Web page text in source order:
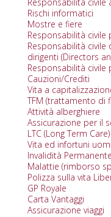
Rischi informatici
Mostre e fiere
Responsabilità
Responsabilità
dirigenti (Directors
Responsabilità civile
Cauzioni/Crediti
Vita a
TFM (trattamento di
Attività alberghiere
Assicurazione per il
LTC (Long Term Care)
Vita ed infortuni
Invalidità
Malattie (rimborso
Polizza sulla vita
GP Royale
Carta Vantaggi
Assicurazione viaggi